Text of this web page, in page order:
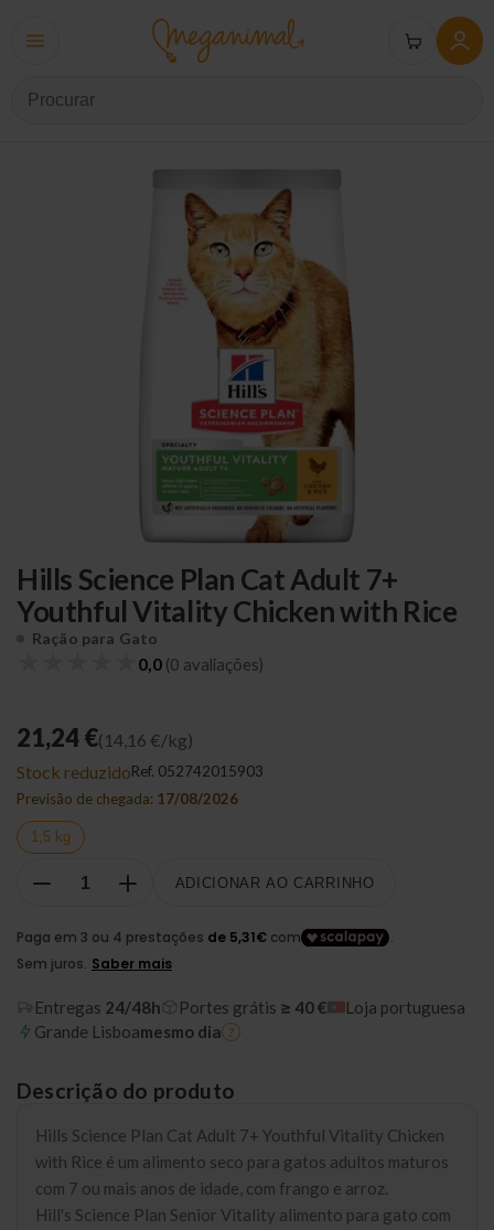
Hills Science Plan Cat Adult 7+
Youthful Vitality Chicken with Rice
Ração para Gato
0,0 (0 avaliações)
21,24 €(14,16 €/kg)
Stock reduzidoRef. 052742015903
Previsão de chegada: 17/08/2026
1,5 kg
ADICIONAR AO CARRINHO
Entregas 24/48h Portes grátis ≥ 40 €
Loja portuguesa
Grande Lisboamesmo dia ?
Descrição do produto
Hills Science Plan Cat Adult 7+ Youthful Vitality Chicken
with Rice é um alimento seco para gatos adultos maturos
com 7 ou mais anos de idade, com frango e arroz.
Hill's Science Plan Senior Vitality alimento para gato com